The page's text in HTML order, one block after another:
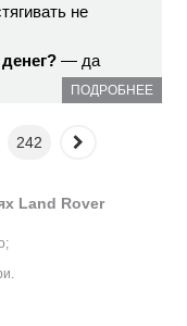
не
— да
ПОДРОБНЕЕ
242
Land Rover